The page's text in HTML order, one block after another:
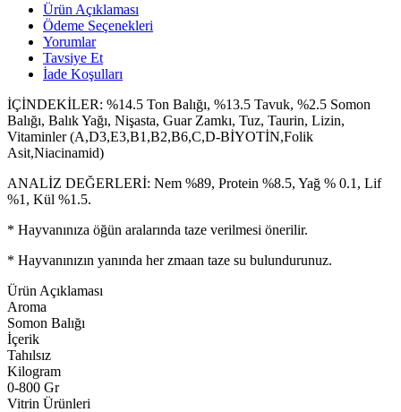
Ürün Açıklaması
Ödeme Seçenekleri
Yorumlar
Tavsiye Et
İade Koşulları
İÇİNDEKİLER: %14.5 Ton Balığı, %13.5 Tavuk, %2.5 Somon
Balığı, Balık Yağı, Nişasta, Guar Zamkı, Tuz, Taurin, Lizin,
Vitaminler (A,D3,E3,B1,B2,B6,C,D-BİYOTİN,Folik
Asit,Niacinamid)
ANALİZ DEĞERLERİ: Nem %89, Protein %8.5, Yağ % 0.1, Lif
%1, Kül %1.5.
* Hayvanınıza öğün aralarında taze verilmesi önerilir.
* Hayvanınızın yanında her zmaan taze su bulundurunuz.
Ürün Açıklaması
Aroma
Somon Balığı
İçerik
Tahılsız
Kilogram
0-800 Gr
Vitrin Ürünleri